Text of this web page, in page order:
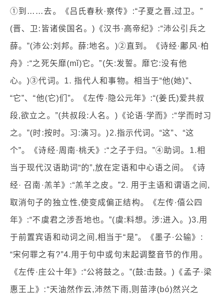
①到……去。《吕氏春秋·察传》:“子夏之晋,过卫。”
(晋、卫:皆诸侯国名。)《汉书·高帝纪》:“沛公引兵之
薛。”(沛公:刘邦。薛:地名。)②直到。《诗经·鄘风·柏
舟》:“之死矢靡(mǐ)它。”(矢:发誓。靡它:没有他
心。)③代词。1. 指代人和事物。相当于“他(她)”、
“它”、“他(它)们”。《左传·隐公元年》:“(姜氏)爱共叔
段,欲立之。”(共叔段:人名。)《论语·学而》:“学而时习
之。”(时:按时。习:演习。)2.指示代词。“这”、“这
个”。《诗经·周南·桃夭》:“之子于归。”④助词。1.相
当于现代汉语助词“的”,放在定语和中心语之间。《诗
经· 召南·羔羊》:“羔羊之皮。”2. 用于主语和谓语之间,
取消句子的独立性,使变成偏正结构。《左传·僖公四
年》:“不虞君之涉吾地也。”(虞:料想。涉:进入。)3.用
于前置宾语和动词之间,相当于“是”。《墨子·公输》:
“宋何罪之有?”4.用于句中或句末起调整音节的作用。
《左传·庄公十年》:“公将鼓之。”(鼓:击鼓。)《孟子·梁
惠王上》:“天油然作云,沛然下雨,则苗浡(bó)然兴之